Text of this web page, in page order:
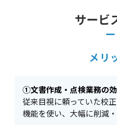
サービ
メリ
①文書作成・点検業務の
従来目視に頼っていた校
機能を使い、大幅に削減